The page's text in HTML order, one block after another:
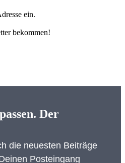
ein.
bekommen!
Der
die neuesten Beiträge
Posteingang